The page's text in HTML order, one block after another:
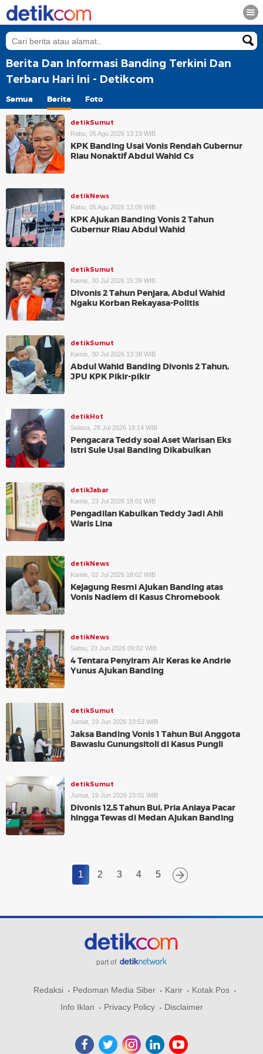
Berita Dan Informasi Banding Terkini Dan
Terbaru Hari Ini - Detikcom
Semua Berita Foto
detikSumut
Rabu, 05 Agu 2026 13:19 WIB
KPK Banding Usai Vonis Rendah Gubernur
Riau Nonaktif Abdul Wahid Cs
detikNews
Rabu, 05 Agu 2026 12:09 WIB
KPK Ajukan Banding Vonis 2 Tahun
Gubernur Riau Abdul Wahid
detikSumut
Kamis, 30 Jul 2026 15:39 WIB
Divonis 2 Tahun Penjara, Abdul Wahid
Ngaku Korban Rekayasa-Politis
detikSumut
Kamis, 30 Jul 2026 13:38 WIB
Abdul Wahid Banding Divonis 2 Tahun,
JPU KPK Pikir-pikir
detikHot
Selasa, 28 Jul 2026 18:14 WIB
Pengacara Teddy soal Aset Warisan Eks
Istri Sule Usai Banding Dikabulkan
detikJabar
Kamis, 23 Jul 2026 18:01 WIB
Pengadilan Kabulkan Teddy Jadi Ahli
Waris Lina
detikNews
Kamis, 02 Jul 2026 18:02 WIB
Kejagung Resmi Ajukan Banding atas
Vonis Nadiem di Kasus Chromebook
detikNews
Sabtu, 20 Jun 2026 09:02 WIB
4 Tentara Penyiram Air Keras ke Andrie
Yunus Ajukan Banding
detikSumut
Jumat, 19 Jun 2026 23:53 WIB
Jaksa Banding Vonis 1 Tahun Bui Anggota
Bawaslu Gunungsitoli di Kasus Pungli
detikSumut
Jumat, 19 Jun 2026 23:01 WIB
Divonis 12,5 Tahun Bui, Pria Aniaya Pacar
hingga Tewas di Medan Ajukan Banding
1 2 3 4 5
part of
Redaksi Pedoman Media Siber Karir
Kotak Pos
Info Iklan
Privacy Policy Disclaimer